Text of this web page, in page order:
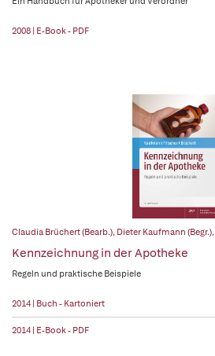
2008 | E-Book - PDF
Claudia Brüchert (Bearb.), Dieter Kaufmann (Begr.),
Kennzeichnung in der Apotheke
Regeln und praktische Beispiele
2014 | Buch - Kartoniert
2014 | E-Book - PDF